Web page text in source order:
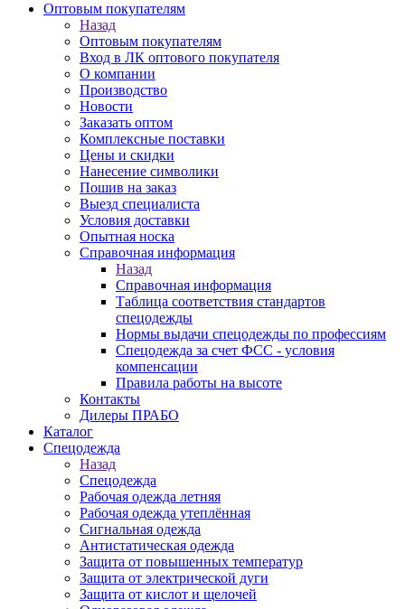
Оптовым покупателям
Назад
Оптовым покупателям
Вход в ЛК оптового покупателя
О компании
Производство
Новости
Заказать оптом
Комплексные поставки
Цены и скидки
Нанесение символики
Пошив на заказ
Выезд специалиста
Условия доставки
Опытная носка
Справочная информация
Назад
Справочная информация
Таблица соответствия стандартов
спецодежды
Нормы выдачи спецодежды по профессиям
Спецодежда за счет ФСС - условия
компенсации
Правила работы на высоте
Контакты
Дилеры ПРАБО
Каталог
Спецодежда
Назад
Спецодежда
Рабочая одежда летняя
Рабочая одежда утеплённая
Сигнальная одежда
Антистатическая одежда
Защита от повышенных температур
Защита от электрической дуги
Защита от кислот и щелочей